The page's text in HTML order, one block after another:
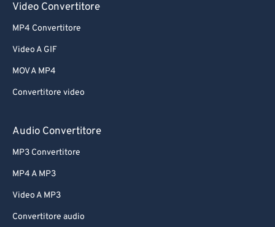
Video Convertitore
MP4 Convertitore
Video A GIF
MOV A MP4
Convertitore video
Audio Convertitore
MP3 Convertitore
MP4 A MP3
Video A MP3
Convertitore audio